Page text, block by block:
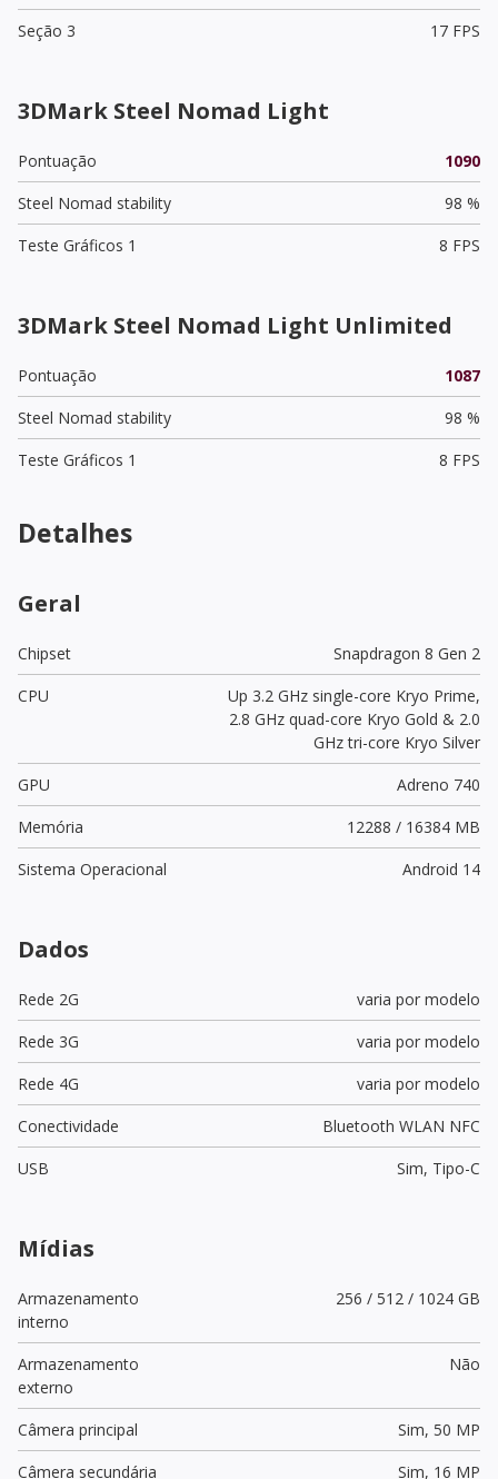
Seção 3
17 FPS
3DMark Steel Nomad Light
Pontuação
1090
Steel Nomad stability
98 %
Teste Gráficos 1
8 FPS
3DMark Steel Nomad Light Unlimited
Pontuação
1087
Steel Nomad stability
98 %
Teste Gráficos 1
8 FPS
Detalhes
Geral
Chipset
Snapdragon 8 Gen 2
CPU
Up 3.2 GHz single-core Kryo Prime,
2.8 GHz quad-core Kryo Gold & 2.0
GHz tri-core Kryo Silver
GPU
Adreno 740
Memória
12288 / 16384 MB
Sistema Operacional
Android 14
Dados
Rede 2G
varia por modelo
Rede 3G
varia por modelo
Rede 4G
varia por modelo
Conectividade
Bluetooth WLAN NFC
USB
Sim, Tipo-C
Mídias
Armazenamento
interno
256 / 512 / 1024 GB
Armazenamento
externo
Não
Câmera principal Sim, 50 MP
Câmera secundária
Sim, 16 MP